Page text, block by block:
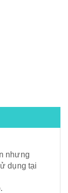
nhưng
dụng tại